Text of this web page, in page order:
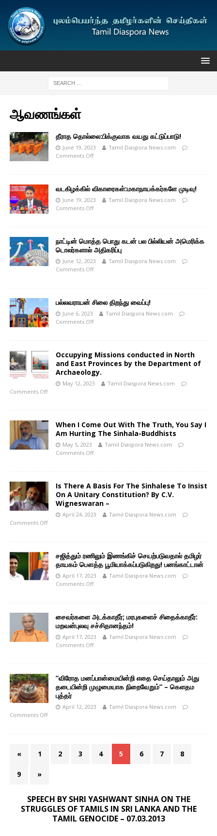
ஆவணங்கள்
தீராத தொல்லை:பிக்குவாக வயது கட்டுப்பாடு!
June 19, 2023
Tamil Diaspora News.com
Comments Off
வடகிழக்கில் விகாரைகள்:மகாநாயக்கர்களே முடிவு!
June 19, 2023
Tamil Diaspora News.com
Comments Off
நாட்டின் மொத்த பொது கடன் பல பில்லியன் அமெரிக்க
டொலர்களால் அதிகரிப்பு
June 12, 2023
Tamil Diaspora News.com
Comments Off
பல்லவராயன் சிலை திறந்து வைப்பு!
June 6, 2023
Tamil Diaspora News.com
Comments Off
Occupying Missions conducted in North
and East Provinces by the Department of
Archaeology.
May 12, 2023
Tamil Diaspora News.com
Comments Off
When I Come Out With The Truth, You Say I
Am Hurting The Sinhala-Buddhists
May 5, 2023
Tamil Diaspora News.com
Comments Off
Is There A Basis For The Sinhalese To Insist
On A Unitary Constitution? By C.V.
Wigneswaran –
April 24, 2023
Tamil Diaspora News.com
Comments Off
சஜித்தும் ரணிலும் இணங்கிச் செயற்படுவதால் தமிழர்
தாயகம் பௌத்த பூமியாக்கப்படுகிறது! பனங்காட்டான்
April 17, 2023
Tamil Diaspora News.com
Comments Off
சைவர்களை அடக்காதீர்; மரபுகளைச் சிதைக்காதீர்:
மறவன்புலவு சச்சிதானந்தம்!
April 17, 2023
Tamil Diaspora News.com
Comments Off
”விரோத மனப்பான்மையின்றி எதை செய்தாலும் அது
தடையின்றி முழுமையாக நிறைவேறும்” – கெளதம
புத்தர்
April 12, 2023
Tamil Diaspora News.com
Comments Off
« 1 2 3 4 5 6 7 8
9 »
SPEECH BY SHRI YASHWANT SINHA ON THE
STRUGGLES OF TAMILS IN SRI LANKA AND THE
TAMIL GENOCIDE – 07.03.2013